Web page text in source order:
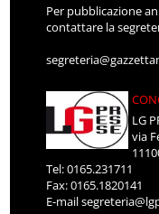
Per pubblicazione
contattare la
LG
via
Tel: 0165.231711
Fax: 0165.1820141
E-mail